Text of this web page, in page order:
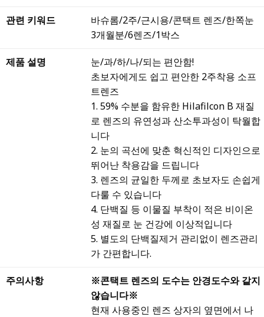
관련 키워드
바슈롬/2주/근시용/콘택트 렌즈/한쪽눈
3개월분/6렌즈/1박스
제품 설명
눈/과/하/나/되는 편안함!
초보자에게도 쉽고 편안한 2주착용 소프
트렌즈
1. 59% 수분을 함유한 Hilafilcon B 재질
로 렌즈의 유연성과 산소투과성이 탁월합
니다
2. 눈의 곡선에 맞춘 혁신적인 디자인으로
뛰어난 착용감을 드립니다
3. 렌즈의 균일한 두께로 초보자도 손쉽게
다룰 수 있습니다
4. 단백질 등 이물질 부착이 적은 비이온
성 재질로 눈 건강에 이상적입니다
5. 별도의 단백질제거 관리없이 렌즈관리
가 간편합니다.
주의사항
※콘택트 렌즈의 도수는 안경도수와 같지
않습니다※
현재 사용중인 렌즈 상자의 옆면에서 나